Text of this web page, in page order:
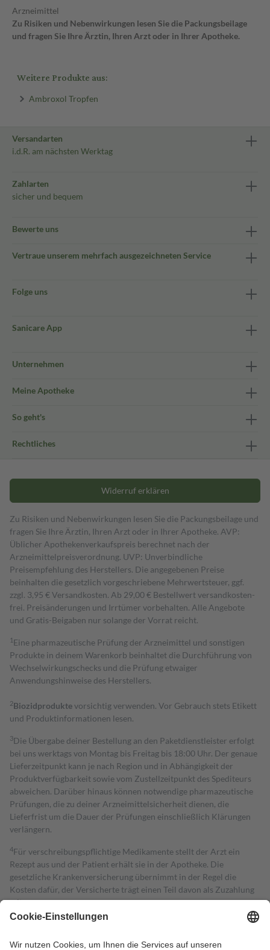
Arzneimittel
Zu Risiken und Nebenwirkungen lesen Sie die Packungsbeilage
und fragen Sie Ihre Ärztin, Ihren Arzt oder in Ihrer Apotheke.
Weitere Produkte aus:
Ambroxol Tropfen
Versandarten
i.d.R. am nächsten Werktag
Zahlarten
sicher und bequem
Bewerte uns
Vertraue unserem mehrfach ausgezeichneten Service
Folge uns
Sanicare App
Unternehmen
Meine Apotheke
So geht's
Rechtliches
Widerruf erklären
Zu Risiken und Nebenwirkungen lesen Sie die Packungsbeilage und
fragen Sie Ihre Ärztin, Ihren Arzt oder in Ihrer Apotheke. AVP:
Üblicher Apothekenverkaufspreis berechnet nach der
Arzneimittelpreisverordnung. UVP: Unverbindliche
Preisempfehlung des Herstellers. Die angegebenen Preise
beinhalten die gesetzlich vorgeschriebene Mehrwertsteuer, ggf.
zzgl. 3,95 € Versandkosten. Ab 29,00 € Bestell­wert versand­kosten­
frei. Preisänderungen und Irrtümer vorbehalten. Alle Angebote
und Gratis-Beigaben nur solange der Vorrat reicht.
1 Eine pharmazeutische Prüfung der Arzneimittel und sonstigen
Produkte in deinem Warenkorb beinhaltet die Durchführung von
Wechselwirkungschecks und die Prüfung etwaiger
Anwendungshinweise des Herstellers.
2Biozidproduktevorsichtig verwenden. Vor Gebrauch stets Etikett
und Produktinformationen lesen.
3Die Übergabe deiner Bestellung an den Paketdienstleister erfolgt
bei uns werktags von Montag bis Freitag bis 18:00 Uhr. Der genaue
Lieferzeitpunkt kann je nach Region und in Abhängigkeit der
Produktverfügbarkeit sowie vom Zustellzeitpunkt des Spediteurs
abweichen. Darüber hinaus können notwendige pharmazeutische
Prüfungen, die zu deiner Arzneimittelsicherheit dienen, die
Lieferfrist um die Dauer der Prüfungen einschließlich Klärungen
verlängern.
4Für verschreibungspflichtige Medikamente stellt der Arzt ein
Rezept aus und der Patient erhält sie in der Apotheke. Die
gesetzliche Krankenversicherung übernimmt in der Regel die
Kosten dafür, der Versicherte trägt einen Teil davon als Zuzahlung
mit.
Grundsätzlich leisten Mitglieder Zuzahlungen in Höhe von zehn
höchstens zehn Euro.
Es sind jedoch nie mehr als die tatsächlichen